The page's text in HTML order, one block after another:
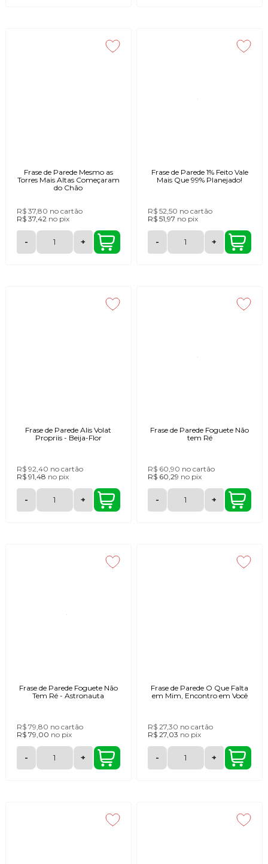
Frase de Parede Mesmo as
Torres Mais Altas Começaram
do Chão
R$ 37,80 no cartão
R$ 37,42 no pix
- +
Frase de Parede 1% Feito Vale
Mais Que 99% Planejado!
R$ 52,50 no cartão
R$ 51,97 no pix
- +
Frase de Parede Alis Volat
Propriis - Beija-Flor
R$ 92,40 no cartão
R$ 91,48 no pix
- +
Frase de Parede Foguete Não
tem Ré
R$ 60,90 no cartão
R$ 60,29 no pix
- +
Frase de Parede Foguete Não
Tem Ré - Astronauta
R$ 79,80 no cartão
R$ 79,00 no pix
- +
Frase de Parede O Que Falta
em Mim, Encontro em Você
R$ 27,30 no cartão
R$ 27,03 no pix
- +